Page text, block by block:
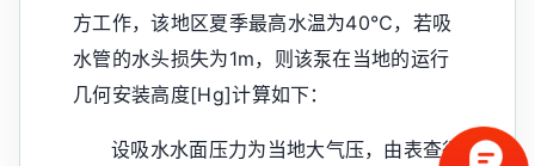
方工作，该地区夏季最高水温为40℃，若吸
水管的水头损失为1m，则该泵在当地的运行
几何安装高度[Hg]计算如下：
设吸水水面压力为当地大气压，由表查得